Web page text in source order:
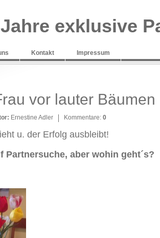
exklusive
Kontakt Impressum
vor lauter Bäumen
Ernestine Adler Kommentare: 0
u. der Erfolg ausbleibt!
Partnersuche, aber wohin geht´s?